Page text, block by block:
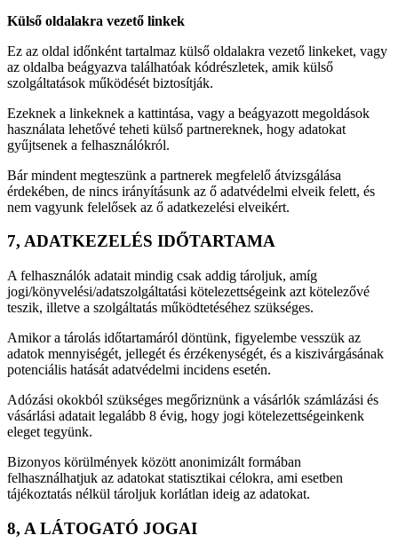
Külső oldalakra vezető linkek
Ez az oldal időnként tartalmaz külső oldalakra vezető linkeket, vagy
az oldalba beágyazva találhatóak kódrészletek, amik külső
szolgáltatások működését biztosítják.
Ezeknek a linkeknek a kattintása, vagy a beágyazott megoldások
használata lehetővé teheti külső partnereknek, hogy adatokat
gyűjtsenek a felhasználókról.
Bár mindent megteszünk a partnerek megfelelő átvizsgálása
érdekében, de nincs irányításunk az ő adatvédelmi elveik felett, és
nem vagyunk felelősek az ő adatkezelési elveikért.
7, ADATKEZELÉS IDŐTARTAMA
A felhasználók adatait mindig csak addig tároljuk, amíg
jogi/könyvelési/adatszolgáltatási kötelezettségeink azt kötelezővé
teszik, illetve a szolgáltatás működtetéséhez szükséges.
Amikor a tárolás időtartamáról döntünk, figyelembe vesszük az
adatok mennyiségét, jellegét és érzékenységét, és a kiszivárgásának
potenciális hatását adatvédelmi incidens esetén.
Adózási okokból szükséges megőriznünk a vásárlók számlázási és
vásárlási adatait legalább 8 évig, hogy jogi kötelezettségeinkenk
eleget tegyünk.
Bizonyos körülmények között anonimizált formában
felhasználhatjuk az adatokat statisztikai célokra, ami esetben
tájékoztatás nélkül tároljuk korlátlan ideig az adatokat.
8, A LÁTOGATÓ JOGAI